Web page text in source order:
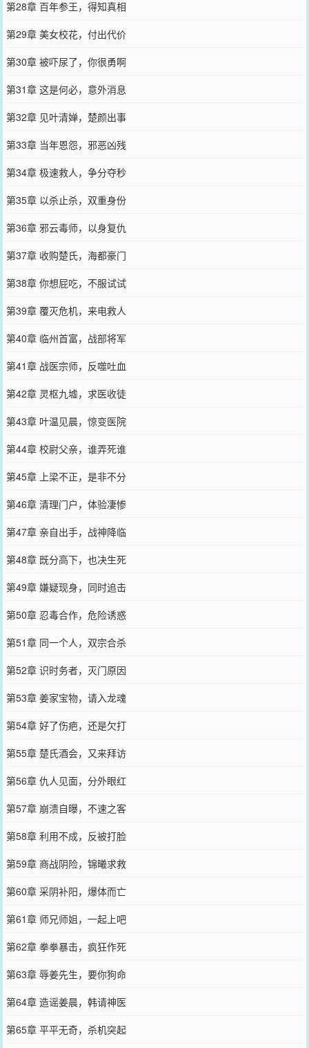
第28章 百年参王，得知真相
第29章 美女校花，付出代价
第30章 被吓尿了，你很勇啊
第31章 这是何必，意外消息
第32章 见叶清婵，楚颜出事
第33章 当年恩怨，邪恶凶残
第34章 极速救人，争分夺秒
第35章 以杀止杀，双重身份
第36章 邪云毒师，以身复仇
第37章 收购楚氏，海都豪门
第38章 你想屁吃，不服试试
第39章 覆灭危机，来电救人
第40章 临州首富，战部将军
第41章 战医宗师，反噬吐血
第42章 灵枢九墟，求医收徒
第43章 叶温见晨，惊变医院
第44章 校尉父亲，谁弄死谁
第45章 上梁不正，是非不分
第46章 清理门户，体验凄惨
第47章 亲自出手，战神降临
第48章 既分高下，也决生死
第49章 嫌疑现身，同时追击
第50章 忍毒合作，危险诱惑
第51章 同一个人，双宗合杀
第52章 识时务者，灭门原因
第53章 姜家宝物，请入龙魂
第54章 好了伤疤，还是欠打
第55章 楚氏酒会，又来拜访
第56章 仇人见面，分外眼红
第57章 崩溃自曝，不速之客
第58章 利用不成，反被打脸
第59章 商战阴险，锦曦求救
第60章 采阴补阳，爆体而亡
第61章 师兄师姐，一起上吧
第62章 拳拳暴击，疯狂作死
第63章 辱姜先生，要你狗命
第64章 造谣姜晨，韩请神医
第65章 平平无奇，杀机突起